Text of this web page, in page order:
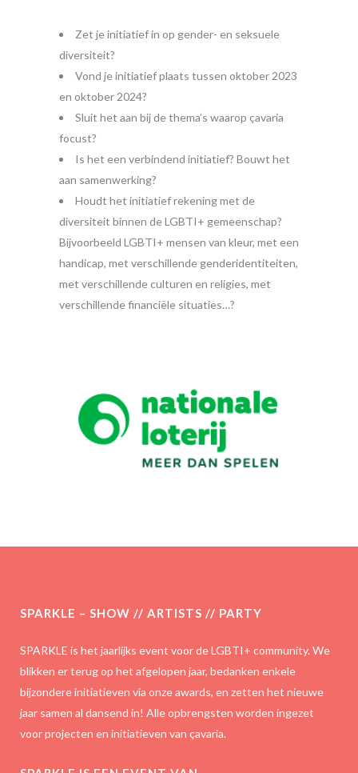
Zet je initiatief in op gender- en seksuele
diversiteit?
Vond je initiatief plaats tussen oktober 2023
en oktober 2024?
Sluit het aan bij de thema’s waarop çavaria
focust?
Is het een verbindend initiatief? Bouwt het
aan samenwerking?
Houdt het initiatief rekening met de
diversiteit binnen de LGBTI+ gemeenschap?
Bijvoorbeeld LGBTI+ mensen van kleur, met een
handicap, met verschillende genderidentiteiten,
met verschillende culturen en religies, met
verschillende financiële situaties…?
SPARKLE – SHOW // ARTISTS // PARTY
SPARKLE is het jaarlijks event voor de LGBTI+ community. We
blikken er terug op het afgelopen jaar, bedanken enkele
bijzondere initiatieven via onze awards, en zetten het nieuwe
jaar samen al dansend in! Alle opbrengsten worden ingezet
voor projecten en initiatieven van çavaria.